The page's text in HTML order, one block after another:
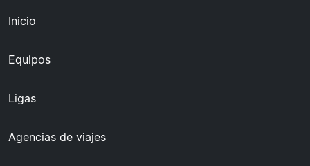
Inicio
Equipos
Ligas
Agencias de viajes